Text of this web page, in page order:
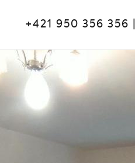
+421 950 356 356